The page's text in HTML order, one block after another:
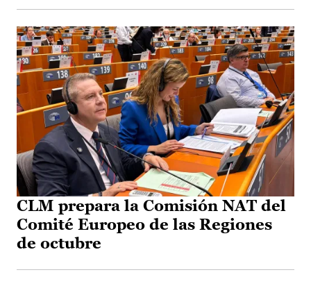
CLM prepara la Comisión NAT del
Comité Europeo de las Regiones
de octubre